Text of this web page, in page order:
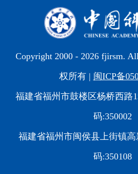
Copyright 2000 - 2026 fjirsm.
权所有 | 闽ICP备
福建省福州市鼓楼区杨桥西路
码:350002
福建省福州市闽侯县上街镇
码:350108